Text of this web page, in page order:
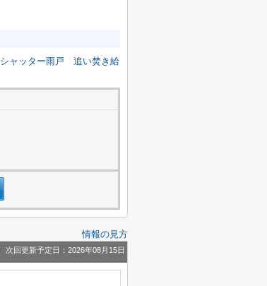
シャッター雨戸
追い焚き給
情報の見方
次回更新予定日：2026年08月15日